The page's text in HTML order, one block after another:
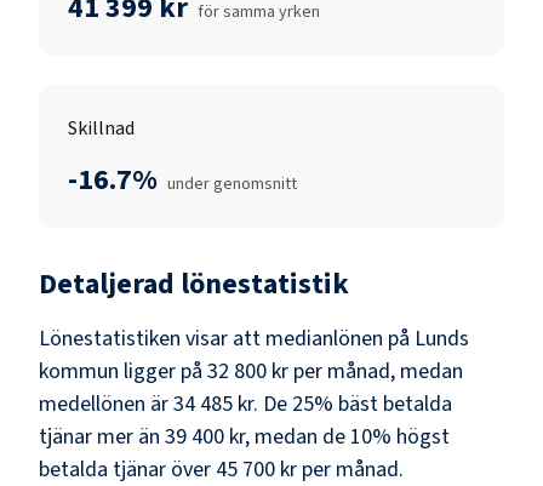
för samma yrken
Skillnad
-16.7% under genomsnitt
Detaljerad lönestatistik
Lönestatistiken visar att medianlönen på Lunds
kommun ligger på 32 800 kr per månad, medan
medellönen är34 485 kr. De 25% bäst betalda
tjänar mer än 39 400 kr, medan de 10% högst
betalda tjänar över 45 700 kr per månad.